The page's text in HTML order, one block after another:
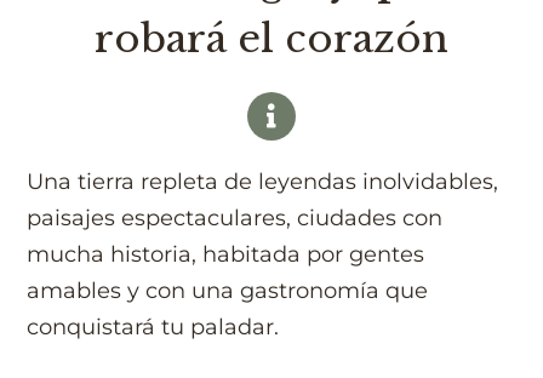
robará el corazón
Una tierra repleta de leyendas inolvidables,
paisajes espectaculares, ciudades con
mucha historia, habitada por gentes
amables y con una gastronomía que
conquistará tu paladar.